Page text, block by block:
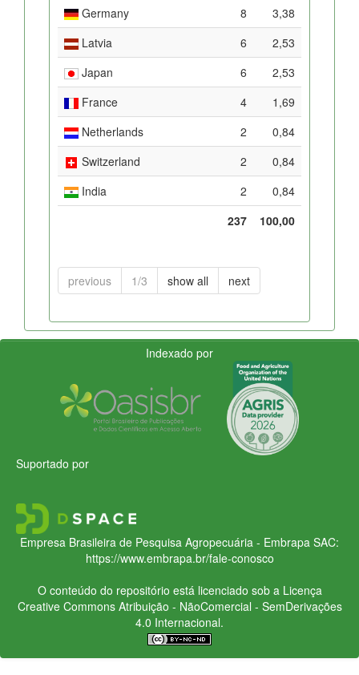
Germany 8
3,38
Latvia
6
2,53
Japan
6
2,53
France
4
1,69
Netherlands
2
0,84
Switzerland
2
0,84
India
2
0,84
237
100,00
previous 1/3 show all next
Indexado por
Suportado por
Empresa Brasileira de Pesquisa Agropecuária - Embrapa SAC:
https://www.embrapa.br/fale-conosco
O conteúdo do repositório está licenciado sob a Licença
Creative CommonsAtribuição - NãoComercial - SemDerivações
4.0 Internacional.